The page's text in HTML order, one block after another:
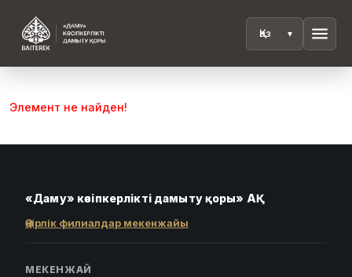
menu
Элемент не найден!
«Даму» кәсіпкерлікті дамыту қоры» АҚ
Өңірлік филиалдар мекенжайы
МЕКЕНЖАЙ